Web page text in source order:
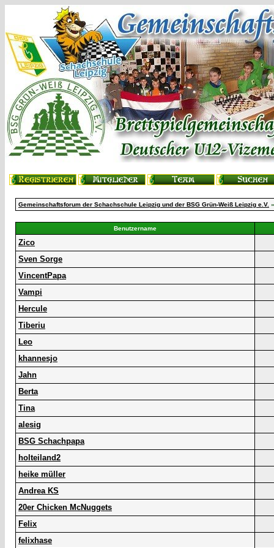
Gemeinschaftsforum der Schachschule Leipzig und der BSG Grün-Weiß Leipzig e.V.
Benutzername
Zico
Sven Sorge
VincentPapa
Vampi
Hercule
Tiberiu
Leo
khannesjo
Jahn
Berta
Tina
alesig
BSG Schachpapa
holteiland2
heike müller
Andrea KS
20er Chicken McNuggets
Felix
felixhase